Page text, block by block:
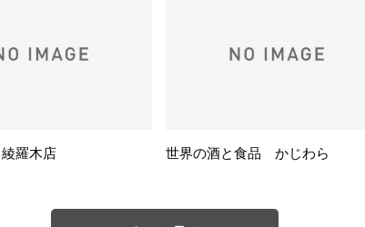
羅木店 世界の酒と食品 かじわら